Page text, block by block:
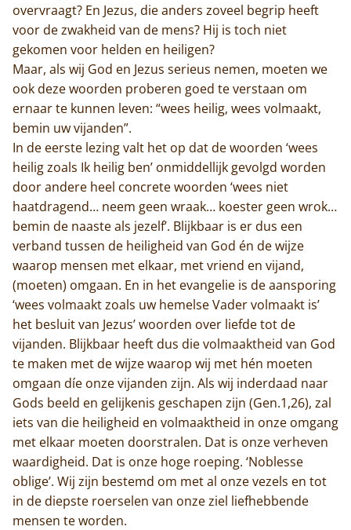
overvraagt? En Jezus, die anders zoveel begrip heeft
voor de zwakheid van de mens? Hij is toch niet
gekomen voor helden en heiligen?
Maar, als wij God en Jezus serieus nemen, moeten we
ook deze woorden proberen goed te verstaan om
ernaar te kunnen leven: “wees heilig, wees volmaakt,
bemin uw vijanden”.
In de eerste lezing valt het op dat de woorden ‘wees
heilig zoals Ik heilig ben’ onmiddellijk gevolgd worden
door andere heel concrete woorden ‘wees niet
haatdragend… neem geen wraak… koester geen wrok…
bemin de naaste als jezelf’. Blijkbaar is er dus een
verband tussen de heiligheid van God én de wijze
waarop mensen met elkaar, met vriend en vijand,
(moeten) omgaan. En in het evangelie is de aansporing
‘wees volmaakt zoals uw hemelse Vader volmaakt is’
het besluit van Jezus’ woorden over liefde tot de
vijanden. Blijkbaar heeft dus die volmaaktheid van God
te maken met de wijze waarop wij met hén moeten
omgaan díe onze vijanden zijn. Als wij inderdaad naar
Gods beeld en gelijkenis geschapen zijn (Gen.1,26), zal
iets van die heiligheid en volmaaktheid in onze omgang
met elkaar moeten doorstralen. Dat is onze verheven
waardigheid. Dat is onze hoge roeping. ‘Noblesse
oblige’. Wij zijn bestemd om met al onze vezels en tot
in de diepste roerselen van onze ziel liefhebbende
mensen te worden.